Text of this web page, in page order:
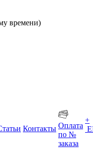
времени)
Контакты Оплата
по №
заказа
+